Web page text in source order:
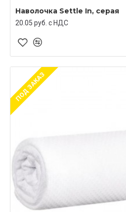
Наволочка Settle In, серая
20.05 руб. c НДС
ПОД ЗАКАЗ